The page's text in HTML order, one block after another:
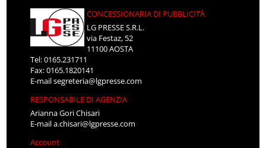
CONCESSIONARIA DI PUBBLICITÀ
LG PRESSE S.R.L.
via Festaz, 52
11100 AOSTA
Tel: 0165.231711
Fax: 0165.1820141
E-mailsegreteria@lgpresse.com
RESPONSABILE DI AGENZIA
Arianna Gori Chisari
E-maila.chisari@lgpresse.com
Account